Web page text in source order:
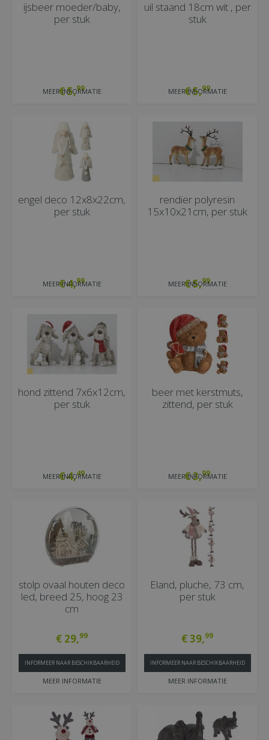
ijsbeer moeder/baby,
per stuk
€5,99
MEER INFORMATIE
uil staand 18cm wit , per
stuk
€5,99
MEER INFORMATIE
engel deco 12x8x22cm,
per stuk
€4,99
MEER INFORMATIE
rendier polyresin
15x10x21cm, per stuk
€5,99
MEER INFORMATIE
hond zittend 7x6x12cm,
per stuk
€4,49
MEER INFORMATIE
beer met kerstmuts,
zittend, per stuk
€3,99
MEER INFORMATIE
stolp ovaal houten deco
led, breed 25, hoog 23
cm
€ 29,99
MEER INFORMATIE
INFORMEER NAAR BESCHIKBAARHEID
Eland, pluche, 73 cm,
per stuk
€39,99
MEER INFORMATIE
INFORMEER NAAR BESCHIKBAARHEID